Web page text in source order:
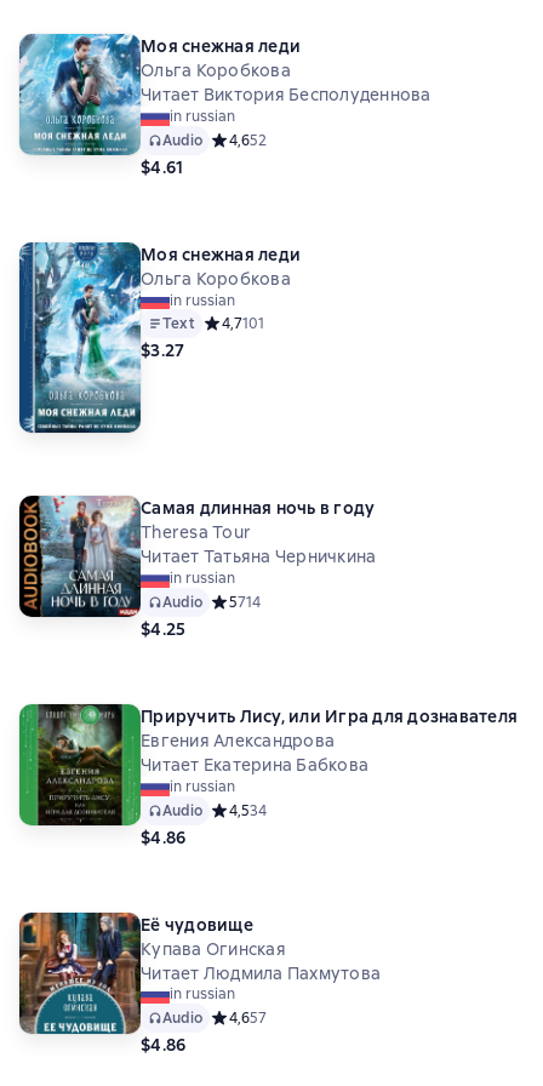
Моя снежная леди
Ольга Коробкова
Читает Виктория Бесполуденнова
in russian
Audio Средний рейтинг 4,6 на основе 52 оценок
4,652
$4.61
Моя снежная леди
Ольга Коробкова
in russian
Text Средний рейтинг 4,7 на основе 101 оценок
4,7101
$3.27
Самая длинная ночь в году
Theresa Tour
Читает Татьяна Черничкина
in russian
Audio Средний рейтинг 5 на основе 714 оценок
5714
$4.25
Приручить Лису, или Игра для дознавателя
Евгения Александрова
Читает Екатерина Бабкова
in russian
Audio Средний рейтинг 4,5 на основе 34 оценок
4,534
$4.86
Её чудовище
Купава Огинская
Читает Людмила Пахмутова
in russian
Audio Средний рейтинг 4,6 на основе 57 оценок
4,657
$4.86